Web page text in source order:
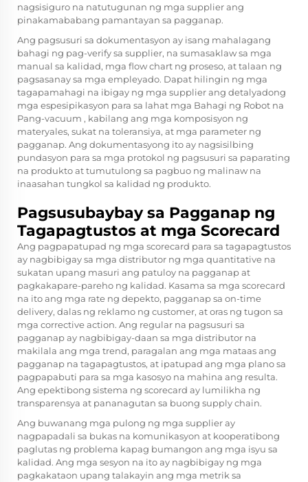
nagsisiguro na natutugunan ng mga supplier ang
pinakamababang pamantayan sa pagganap.
Ang pagsusuri sa dokumentasyon ay isang mahalagang
bahagi ng pag-verify sa supplier, na sumasaklaw sa mga
manual sa kalidad, mga flow chart ng proseso, at talaan ng
pagsasanay sa mga empleyado. Dapat hilingin ng mga
tagapamahagi na ibigay ng mga supplier ang detalyadong
mga espesipikasyon para sa lahat mga Bahagi ng Robot na
Pang-vacuum , kabilang ang mga komposisyon ng
materyales, sukat na toleransiya, at mga parameter ng
pagganap. Ang dokumentasyong ito ay nagsisilbing
pundasyon para sa mga protokol ng pagsusuri sa paparating
na produkto at tumutulong sa pagbuo ng malinaw na
inaasahan tungkol sa kalidad ng produkto.
Pagsusubaybay sa Pagganap ng
Tagapagtustos at mga Scorecard
Ang pagpapatupad ng mga scorecard para sa tagapagtustos
ay nagbibigay sa mga distributor ng mga quantitative na
sukatan upang masuri ang patuloy na pagganap at
pagkakapare-pareho ng kalidad. Kasama sa mga scorecard
na ito ang mga rate ng depekto, pagganap sa on-time
delivery, dalas ng reklamo ng customer, at oras ng tugon sa
mga corrective action. Ang regular na pagsusuri sa
pagganap ay nagbibigay-daan sa mga distributor na
makilala ang mga trend, paragalan ang mga mataas ang
pagganap na tagapagtustos, at ipatupad ang mga plano sa
pagpapabuti para sa mga kasosyo na mahina ang resulta.
Ang epektibong sistema ng scorecard ay lumilikha ng
transparensya at pananagutan sa buong supply chain.
Ang buwanang mga pulong ng mga supplier ay
nagpapadali sa bukas na komunikasyon at kooperatibong
paglutas ng problema kapag bumangon ang mga isyu sa
kalidad. Ang mga sesyon na ito ay nagbibigay ng mga
pagkakataon upang talakayin ang mga metrik sa